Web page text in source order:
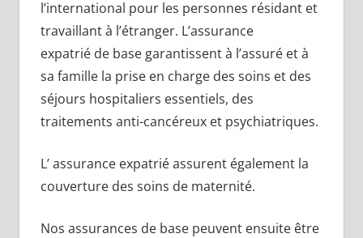
l’international pour les personnes résidant et
travaillant à l’étranger. L’assurance
expatrié de base garantissent à l’assuré et à
sa famille la prise en charge des soins et des
séjours hospitaliers essentiels, des
traitements anti-cancéreux et psychiatriques.
L’ assurance expatrié assurent également la
couverture des soins de maternité.
Nos assurances de base peuvent ensuite être